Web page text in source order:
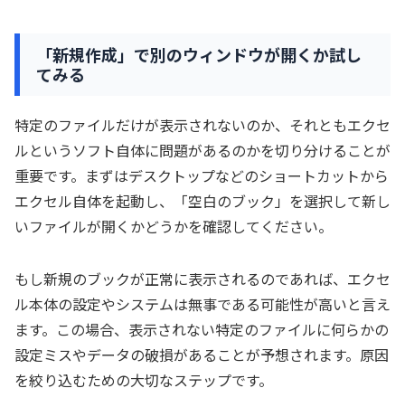
「新規作成」で別のウィンドウが開くか試し
てみる
特定のファイルだけが表示されないのか、それともエクセ
ルというソフト自体に問題があるのかを切り分けることが
重要です。まずはデスクトップなどのショートカットから
エクセル自体を起動し、「空白のブック」を選択して新し
いファイルが開くかどうかを確認してください。
もし新規のブックが正常に表示されるのであれば、エクセ
ル本体の設定やシステムは無事である可能性が高いと言え
ます。この場合、表示されない特定のファイルに何らかの
設定ミスやデータの破損があることが予想されます。原因
を絞り込むための大切なステップです。